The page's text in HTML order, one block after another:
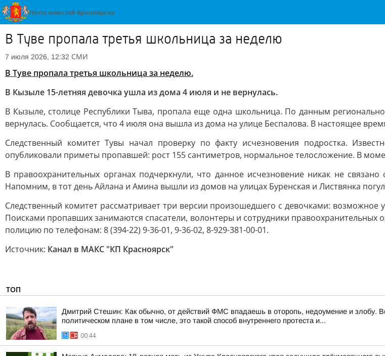
В Туве пропала третья школьница за неделю
7 июля 2026, 12:32 СМИ
В Туве пропала третья школьница за неделю.
В Кызыле 15-летняя девочка ушла из дома 4 июля и не вернулась.
В Кызыле, столице Республики Тыва, пропала еще одна школьница. По данным
вернулась. Сообщается, что 4 июля она вышла из дома на улице Беспалова. В настоящее
Следственный комитет Тувы начал проверку по факту исчезновения подростка.
опубликовали приметы пропавшей: рост 155 сантиметров, нормальное телосложение. В
В правоохранительных органах подчеркнули, что данное исчезновение никак не
Напомним, в тот день Айлана и Амина вышли из домов на улицах Буренская и Листвянка
Следственный комитет рассматривает три версии произошедшего с девочками:
Поисками пропавших занимаются спасатели, волонтеры и сотрудники правоохранительных
полицию по телефонам: 8 (394-22) 9-36-01, 9-36-02, 8-929-381-00-01.
Источник: Канал в МАКС "КП Красноярск"
ТОП
Дмитрий Стешин: Как обычно, от действий ФМС впадаешь в оторопь, недоумение и злобу.
политическом плане в том числе, это такой способ внутреннего протеста и...
00:44